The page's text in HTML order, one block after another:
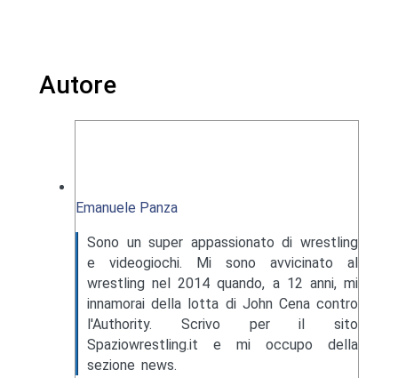
Autore
Emanuele Panza
Sono un super appassionato di wrestling
e videogiochi. Mi sono avvicinato al
wrestling nel 2014 quando, a 12 anni, mi
innamorai della lotta di John Cena contro
l'Authority. Scrivo per il sito
Spaziowrestling.it e mi occupo della
sezione news.